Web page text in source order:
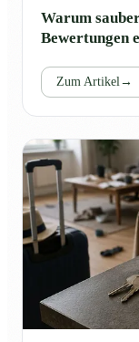
Warum
Bewertungen
Zum Artikel→